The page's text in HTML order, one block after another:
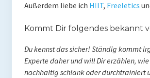
Getränke und Smoothies
Hauptgerichte
Innereien
Kosmetik
Außerdem liebe ich HIIT, Freeletics
Kommt Dir folgendes bekannt
Du kennst das sicher! Ständig kommt
Experte daher und will Dir erzählen,
nachhaltig schlank oder durchtrainiert